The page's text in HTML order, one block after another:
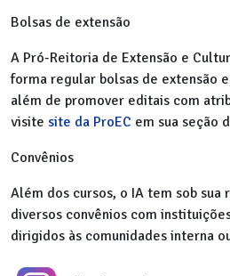
Bolsas de extensão
A Pró-Reitoria de Extensão e
forma regular bolsas de extensão
além de promover editais com
visite site da ProEC em sua seção
Convênios
Além dos cursos, o IA tem sob
diversos convênios com
dirigidos às comunidades interna